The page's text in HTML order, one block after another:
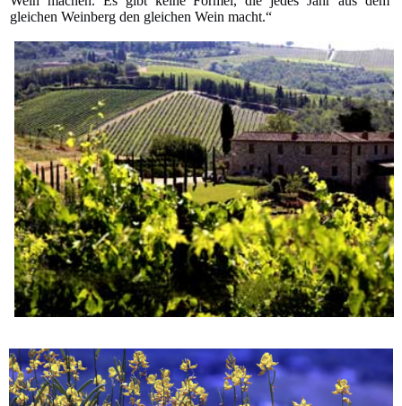
gleichen Weinberg den gleichen Wein macht.“